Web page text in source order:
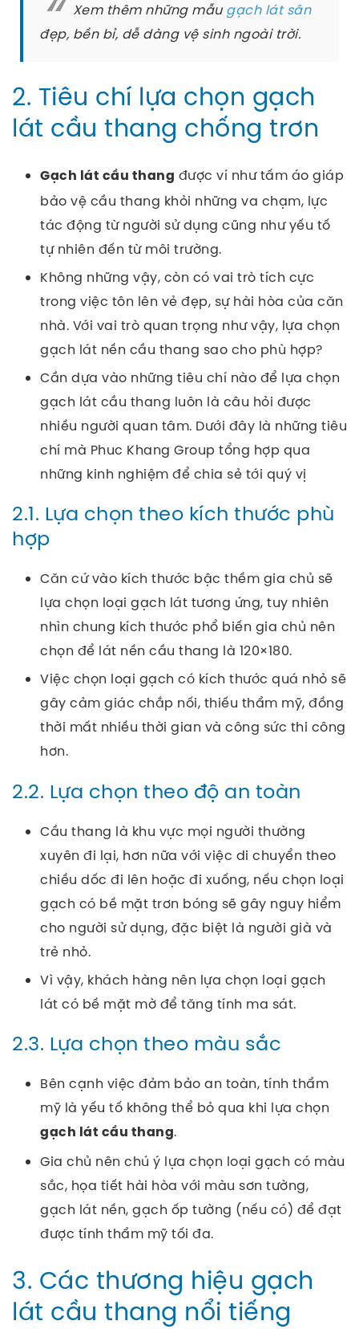
Xem thêm những mẫu gạch lát sân
đẹp, bền bỉ, dễ dàng vệ sinh ngoài trời.
2. Tiêu chí lựa chọn gạch
lát cầu thang chống trơn
Gạch lát cầu thang được ví như tấm áo giáp
bảo vệ cầu thang khỏi những va chạm, lực
tác động từ người sử dụng cũng như yếu tố
tự nhiên đến từ môi trường.
Không những vậy, còn có vai trò tích cực
trong việc tôn lên vẻ đẹp, sự hài hòa của căn
nhà. Với vai trò quan trọng như vậy, lựa chọn
gạch lát nền cầu thang sao cho phù hợp?
Cần dựa vào những tiêu chí nào để lựa chọn
gạch lát cầu thang luôn là câu hỏi được
nhiều người quan tâm. Dưới đây là những tiêu
chí mà Phuc Khang Group tổng hợp qua
những kinh nghiệm để chia sẻ tới quý vị
2.1. Lựa chọn theo kích thước phù
hợp
Căn cứ vào kích thước bậc thềm gia chủ sẽ
lựa chọn loại gạch lát tương ứng, tuy nhiên
nhìn chung kích thước phổ biến gia chủ nên
chọn để lát nền cầu thang là 120×180.
Việc chọn loại gạch có kích thước quá nhỏ sẽ
gây cảm giác chắp nối, thiếu thẩm mỹ, đồng
thời mất nhiều thời gian và công sức thi công
hơn.
2.2. Lựa chọn theo độ an toàn
Cầu thang là khu vực mọi người thường
xuyên đi lại, hơn nữa với việc di chuyển theo
chiều dốc đi lên hoặc đi xuống, nếu chọn loại
gạch có bề mặt trơn bóng sẽ gây nguy hiểm
cho người sử dụng, đặc biệt là người già và
trẻ nhỏ.
Vì vậy, khách hàng nên lựa chọn loại gạch
lát có bề mặt mờ để tăng tính ma sát.
2.3. Lựa chọn theo màu sắc
Bên cạnh việc đảm bảo an toàn, tính thẩm
mỹ là yếu tố không thể bỏ qua khi lựa chọn
gạch lát cầu thang.
Gia chủ nên chú ý lựa chọn loại gạch có màu
sắc, họa tiết hài hòa với màu sơn tường,
gạch lát nền, gạch ốp tường (nếu có) để đạt
được tính thẩm mỹ tối đa.
3. Các thương hiệu gạch
lát cầu thang nổi tiếng